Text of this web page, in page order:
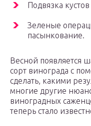
Подвязка
Зеленые
пасынкование.
Весной появляется
сорт винограда с
сделать, какими
многие другие
виноградных
теперь стало